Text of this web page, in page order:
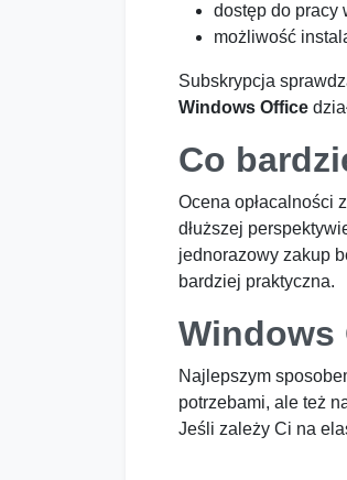
dostęp do pracy
możliwość
Subskrypcja
Windows Office
Co
Ocena opłacalności
dłuższej
jednorazowy zakup
bardziej praktyczna.
Windows
Najlepszym
potrzebami, ale też
Jeśli zależy Ci na